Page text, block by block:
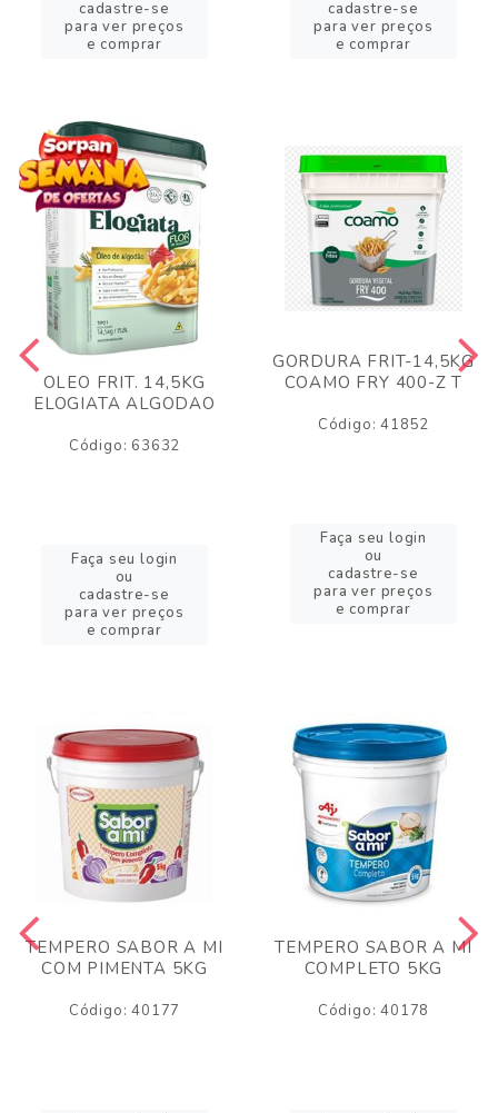
cadastre-se
para ver preços
e comprar
cadastre-se
para ver preços
e comprar
OLEO FRIT. 14,5KG
ELOGIATA ALGODAO
Código: 63632
Faça seu login
ou
cadastre-se
para ver preços
e comprar
GORDURA FRIT-14,5KG
COAMO FRY 400-Z T
Código: 41852
Faça seu login
ou
cadastre-se
para ver preços
e comprar
TEMPERO SABOR A MI
COM PIMENTA 5KG
Código: 40177
TEMPERO SABOR A MI
COMPLETO 5KG
Código: 40178